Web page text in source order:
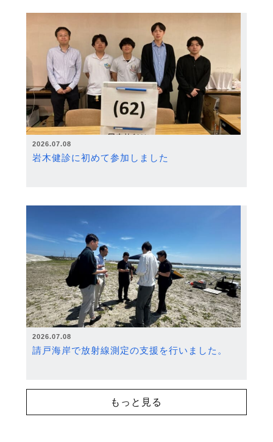
2026.07.08
岩木健診に初めて参加しました
2026.07.08
請戸海岸で放射線測定の支援を行いました。
もっと見る